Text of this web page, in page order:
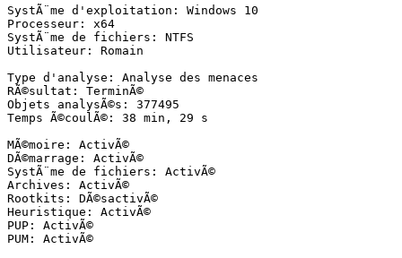
SystÃ¨me d'exploitation: Windows 10
Processeur: x64
SystÃ¨me de fichiers: NTFS
Utilisateur: Romain
Type d'analyse: Analyse des menaces
RÃ©sultat: TerminÃ©
Objets analysÃ©s: 377495
Temps Ã©coulÃ©: 38 min, 29 s
MÃ©moire: ActivÃ©
DÃ©marrage: ActivÃ©
SystÃ¨me de fichiers: ActivÃ©
Archives: ActivÃ©
Rootkits: DÃ©sactivÃ©
Heuristique: ActivÃ©
PUP: ActivÃ©
PUM: ActivÃ©